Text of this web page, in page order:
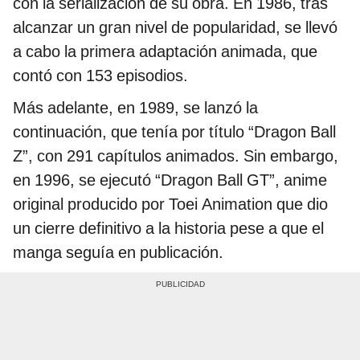
alcanzar un gran nivel de popularidad, se llevó
a cabo la primera adaptación animada, que
contó con 153 episodios.
Más adelante, en 1989, se lanzó la
continuación, que tenía por título “Dragon Ball
Z”, con 291 capítulos animados. Sin embargo,
en 1996, se ejecutó “Dragon Ball GT”, anime
original producido por Toei Animation que dio
un cierre definitivo a la historia pese a que el
manga seguía en publicación.